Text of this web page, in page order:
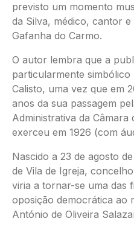
previsto um momento
da Silva, médico, cantor
Gafanha do Carmo.
O autor lembra que a
particularmente
Calisto, uma vez que em
anos da sua passagem
Administrativa da
exerceu em 1926 (com
Nascido a 23 de agosto
de Vila de Igreja,
viria a tornar-se uma das
oposição democrática ao
António de Oliveira